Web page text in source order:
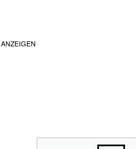
ANZEIGEN